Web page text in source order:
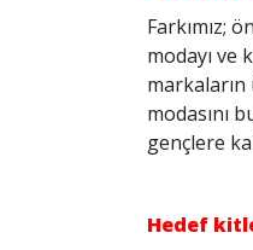
Farkımız;
modayı ve
modasını
gençlere
Hedef